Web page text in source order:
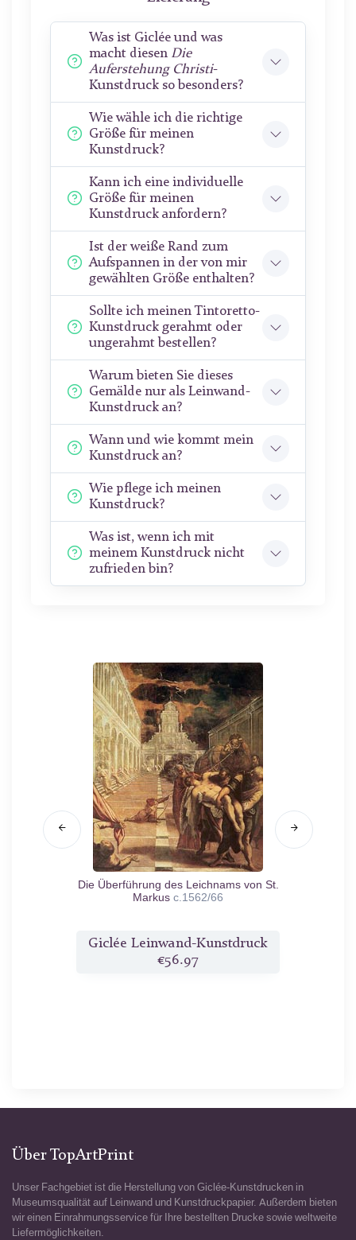
Was ist Giclée und was
macht diesen Die
Auferstehung Christi-
Kunstdruck so besonders?
Wie wähle ich die richtige
Größe für meinen
Kunstdruck?
Kann ich eine individuelle
Größe für meinen
Kunstdruck anfordern?
Ist der weiße Rand zum
Aufspannen in der von mir
gewählten Größe enthalten?
Sollte ich meinen Tintoretto-
Kunstdruck gerahmt oder
ungerahmt bestellen?
Warum bieten Sie dieses
Gemälde nur als Leinwand-
Kunstdruck an?
Wann und wie kommt mein
Kunstdruck an?
Wie pflege ich meinen
Kunstdruck?
Was ist, wenn ich mit
meinem Kunstdruck nicht
zufrieden bin?
Die Überführung des Leichnams von St.
Markus c.1562/66
Giclée Leinwand-Kunstdruck
€56.97
Über TopArtPrint
Unser Fachgebiet ist die Herstellung von Giclée-Kunstdrucken in
Museumsqualität auf Leinwand und Kunstdruckpapier. Außerdem bieten
wir einen Einrahmungsservice für Ihre bestellten Drucke sowie weltweite
Liefermöglichkeiten.